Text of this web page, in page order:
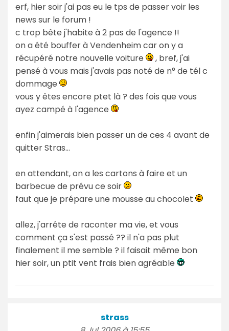
erf, hier soir j'ai pas eu le tps de passer voir les
news sur le forum !
c trop bête j'habite à 2 pas de l'agence !!
on a été bouffer à Vendenheim car on y a
récupéré notre nouvelle voiture
, bref, j'ai
pensé à vous mais j'avais pas noté de n° de tél c
dommage
vous y êtes encore ptet là ? des fois que vous
ayez campé à l'agence
enfin j'aimerais bien passer un de ces 4 avant de
quitter Stras...
en attendant, on a les cartons à faire et un
barbecue de prévu ce soir
faut que je prépare une mousse au chocolet
allez, j'arrête de raconter ma vie, et vous
comment ça s'est passé ?? il n'a pas plut
finalement il me semble ? il faisait même bon
hier soir, un ptit vent frais bien agréable
strass